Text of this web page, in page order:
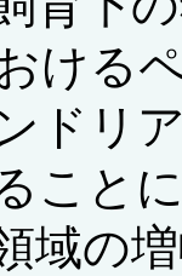
ける
ドリ
こと
域の